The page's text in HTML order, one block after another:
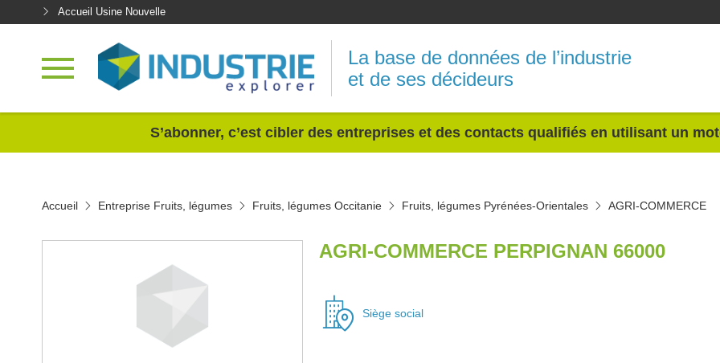
Accueil Usine Nouvelle
La base de données de l’industrie
et de ses décideurs
S’abonner, c’est cibler des entreprises et des contacts qualifiés en utilisant un
Accueil Entreprise Fruits, légumes Fruits, légumes Occitanie Fruits, légumes Pyrénées-Orientales AGRI-COMMERCE
AGRI-COMMERCE PERPIGNAN 66000
Siège social